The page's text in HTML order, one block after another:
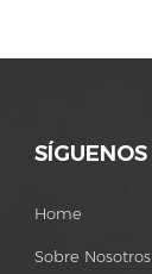
SÍGUENOS
Home
Sobre Nosotros